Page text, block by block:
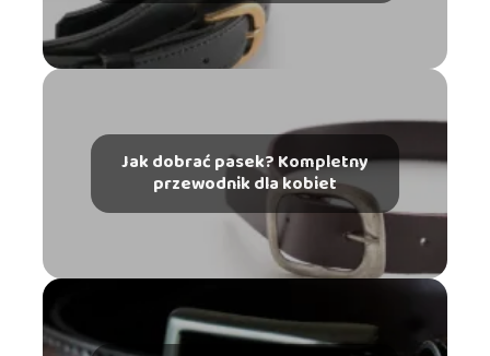
Jak dobrać pasek? Kompletny
przewodnik dla kobiet